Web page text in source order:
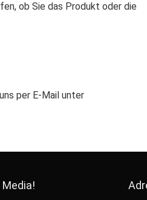
ob Sie das Produkt oder die
per E-Mail unter